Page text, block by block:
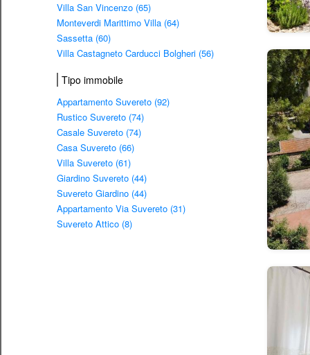
Villa San Vincenzo (65)
Monteverdi Marittimo Villa (64)
Sassetta (60)
Villa Castagneto Carducci Bolgheri (56)
Tipo immobile
Appartamento Suvereto (92)
Rustico Suvereto (74)
Casale Suvereto (74)
Casa Suvereto (66)
Villa Suvereto (61)
Giardino Suvereto (44)
Suvereto Giardino (44)
Appartamento Via Suvereto (31)
Suvereto Attico (8)